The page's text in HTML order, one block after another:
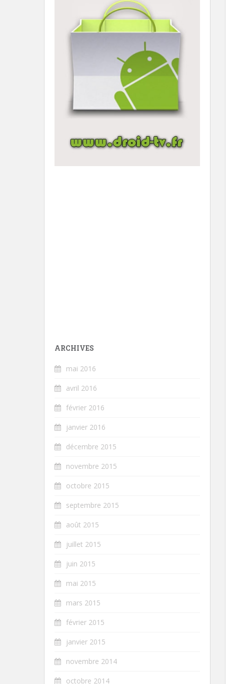
ARCHIVES
mai 2016
avril 2016
février 2016
janvier 2016
décembre 2015
novembre 2015
octobre 2015
septembre 2015
août 2015
juillet 2015
juin 2015
mai 2015
mars 2015
février 2015
janvier 2015
novembre 2014
octobre 2014